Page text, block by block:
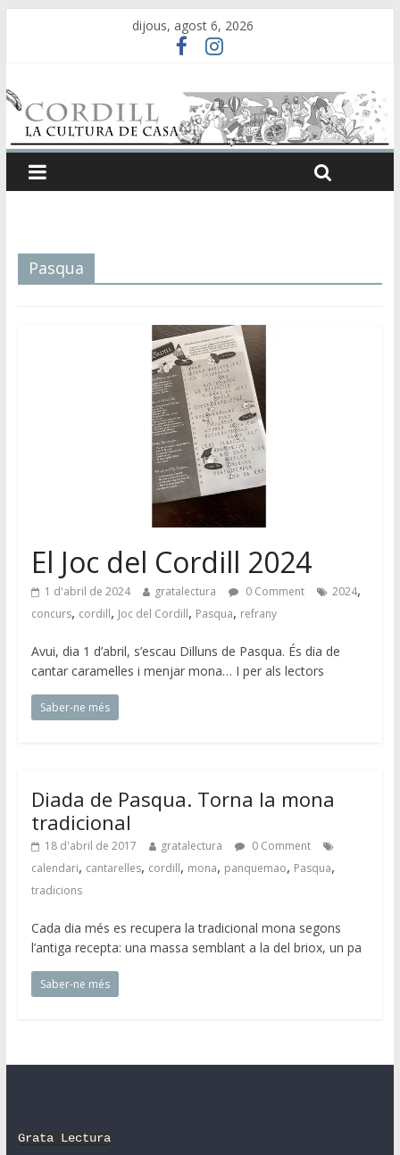
dijous, agost 6, 2026
Pasqua
El Joc del Cordill 2024
1 d'abril de 2024 gratalectura 0 Comment 2024,
concurs, cordill, Joc del Cordill, Pasqua, refrany
Avui, dia 1 d’abril, s’escau Dilluns de Pasqua. És dia de
cantar caramelles i menjar mona… I per als lectors
Saber-ne més
Diada de Pasqua. Torna la mona
tradicional
18 d'abril de 2017 gratalectura
0 Comment
calendari, cantarelles, cordill, mona, panquemao, Pasqua,
tradicions
Cada dia més es recupera la tradicional mona segons
l’antiga recepta: una massa semblant a la del briox, un pa
Saber-ne més
Grata Lectura